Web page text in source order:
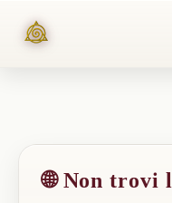
🌐 Non trovi